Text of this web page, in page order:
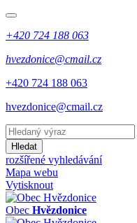
+420 724 188 063
hvezdonice@cmail.cz
+420 724 188 063
hvezdonice@cmail.cz
Hledat
rozšířené vyhledávání
Mapa webu
Vytisknout
Obec Hvězdonice